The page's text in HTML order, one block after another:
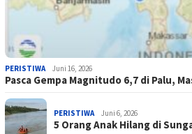
PERISTIWA Juni 16, 2026
Pasca Gempa Magnitudo 6,7 di Palu,
PERISTIWA Juni 6, 2026
5 Orang Anak Hilang di